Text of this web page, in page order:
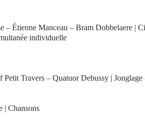
– Étienne Manceau – Bram Dobbelaere |
individuelle
Petit Travers – Quatuor Debussy |
| Chansons